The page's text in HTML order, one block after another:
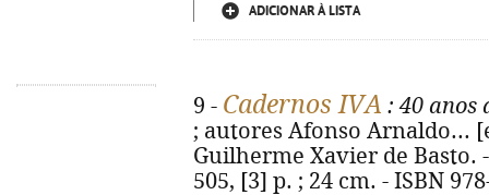
ADICIONAR À LISTA
9 - Cadernos IVA : 40 anos
; autores Afonso Arnaldo...
Guilherme Xavier de Basto.
505, [3] p. ; 24 cm. - ISBN